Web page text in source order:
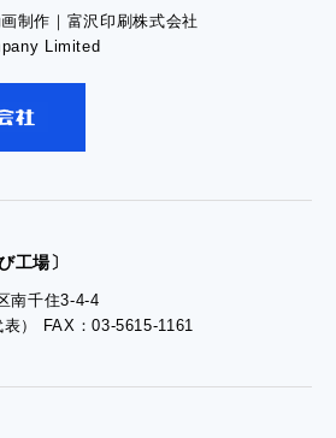
制作｜富沢印刷株式会社
Limited
工場〕
南千住3-4-4
） FAX：03-5615-1161